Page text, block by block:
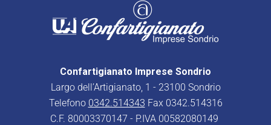
Confartigianato Imprese Sondrio
Largo dell’Artigianato, 1 - 23100 Sondrio
Telefono 0342.514343 Fax 0342.514316
C.F. 80003370147 - P.IVA 00582080149